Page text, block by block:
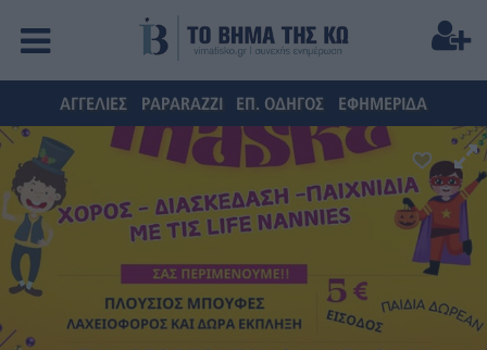
ΑΓΓΕΛΙΕΣ PAPARAZZI ΕΠ. ΟΔΗΓΟΣ ΕΦΗΜΕΡΙΔΑ